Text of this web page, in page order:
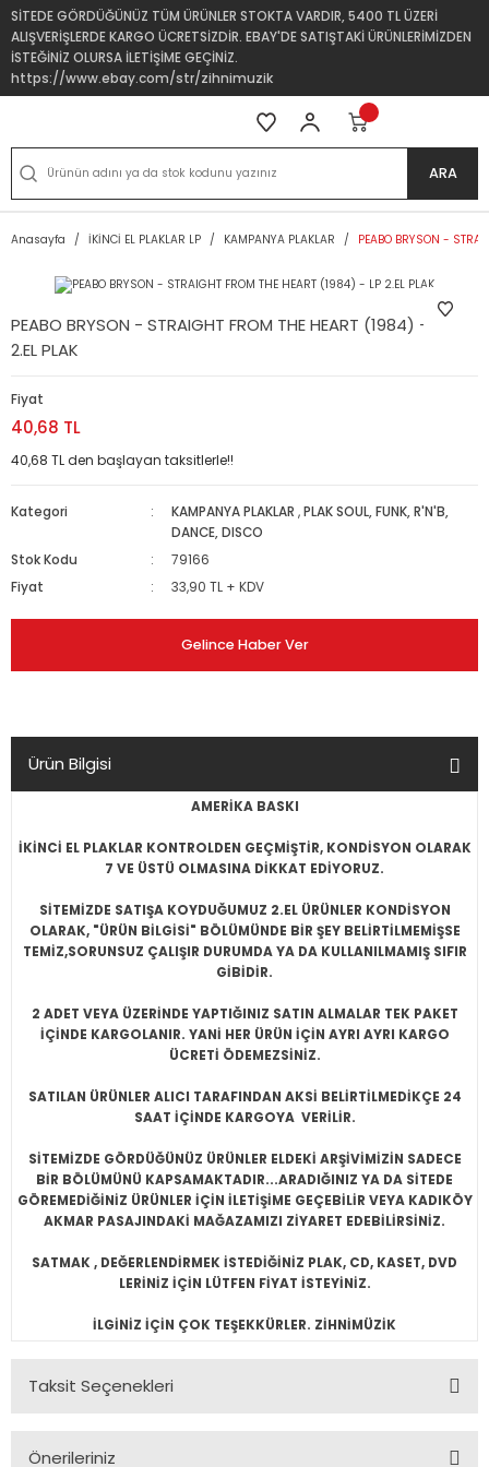
SİTEDE GÖRDÜĞÜNÜZ TÜM ÜRÜNLER STOKTA VARDIR, 5400 TL ÜZERİ
ALIŞVERİŞLERDE KARGO ÜCRETSİZDİR. EBAY'DE SATIŞTAKİ ÜRÜNLERİMİZDEN
İSTEĞİNİZ OLURSA İLETİŞİME GEÇİNİZ.
https://www.ebay.com/str/zihnimuzik
ARA
Anasayfa İKİNCİ EL PLAKLAR LP KAMPANYA PLAKLAR PEABO BRYSON -
PEABO BRYSON - STRAIGHT FROM THE HEART (1984) - LP
2.EL PLAK
Fiyat
40,68 TL
40,68 TL den başlayan taksitlerle!!
Kategori KAMPANYA PLAKLAR ,PLAK SOUL, FUNK, R'N'B,
DANCE, DISCO
Stok Kodu
79166
Fiyat
33,90 TL + KDV
Gelince Haber Ver
Ürün Bilgisi
AMERİKA BASKI
İKİNCİ EL PLAKLAR KONTROLDEN GEÇMİŞTİR, KONDİSYON OLARAK
7 VE ÜSTÜ OLMASINA DİKKAT EDİYORUZ.
SİTEMİZDE SATIŞA KOYDUĞUMUZ 2.EL ÜRÜNLER KONDİSYON
OLARAK, "ÜRÜN BİLGİSİ" BÖLÜMÜNDE BİR ŞEY BELİRTİLMEMİŞSE
TEMİZ,SORUNSUZ ÇALIŞIR DURUMDA YA DA KULLANILMAMIŞ SIFIR
GİBİDİR.
2 ADET VEYA ÜZERİNDE YAPTIĞINIZ SATIN ALMALAR TEK PAKET
İÇİNDE KARGOLANIR. YANİ HER ÜRÜN İÇİN AYRI AYRI KARGO
ÜCRETİ ÖDEMEZSİNİZ.
SATILAN ÜRÜNLER ALICI TARAFINDAN AKSİ BELİRTİLMEDİKÇE 24
SAAT İÇİNDE KARGOYA VERİLİR.
SİTEMİZDE GÖRDÜĞÜNÜZ ÜRÜNLER ELDEKİ ARŞİVİMİZİN SADECE
BİR BÖLÜMÜNÜ KAPSAMAKTADIR...ARADIĞINIZ YA DA SİTEDE
GÖREMEDİĞİNİZ ÜRÜNLER İÇİN İLETİŞİME GEÇEBİLİR VEYA KADIKÖY
AKMAR PASAJINDAKİ MAĞAZAMIZI ZİYARET EDEBİLİRSİNİZ.
SATMAK , DEĞERLENDİRMEK İSTEDİĞİNİZ PLAK, CD, KASET, DVD
LERİNİZ İÇİN LÜTFEN FİYAT İSTEYİNİZ.
İLGİNİZ İÇİN ÇOK TEŞEKKÜRLER. ZİHNİMÜZİK
Taksit Seçenekleri
Önerileriniz